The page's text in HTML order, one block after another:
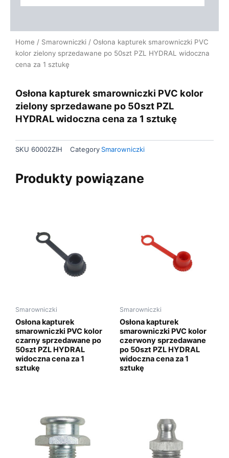
Home / Smarowniczki / Osłona kapturek smarowniczki PVC
kolor zielony sprzedawane po 50szt PZL HYDRAL widoczna
cena za 1 sztukę
Osłona kapturek smarowniczki PVC kolor
zielony sprzedawane po 50szt PZL
HYDRAL widoczna cena za 1 sztukę
SKU 60002ZIH Category Smarowniczki
Produkty powiązane
Smarowniczki
Osłona kapturek
smarowniczki PVC kolor
czarny sprzedawane po
50szt PZL HYDRAL
widoczna cena za 1
sztukę
Smarowniczki
Osłona kapturek
smarowniczki PVC kolor
czerwony sprzedawane
po 50szt PZL HYDRAL
widoczna cena za 1
sztukę